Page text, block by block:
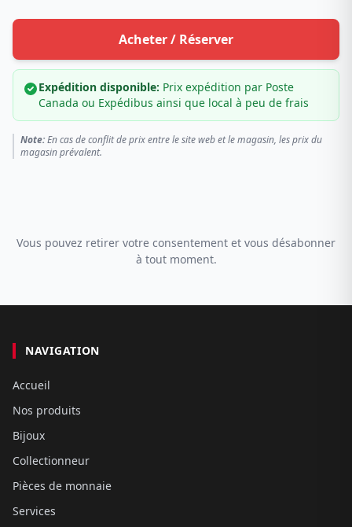
Acheter / Réserver
Expédition disponible: Prix expédition par Poste
Canada ou Expédibus ainsi que local à peu de frais
Note:En cas de conflit de prix entre le site web et le magasin, les prix du
magasin prévalent.
Vous pouvez retirer votre consentement et vous désabonner
à tout moment.
NAVIGATION
Accueil
Nos produits
Bijoux
Collectionneur
Pièces de monnaie
Services